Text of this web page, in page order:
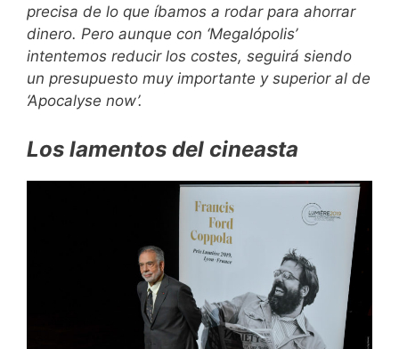
precisa de lo que íbamos a rodar para ahorrar
dinero. Pero aunque con ‘Megalópolis’
intentemos reducir los costes, seguirá siendo
un presupuesto muy importante y superior al de
‘Apocalyse now’.
Los lamentos del cineasta